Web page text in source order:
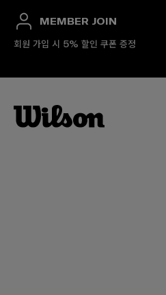
MEMBER JOIN
회원 가입 시 5% 할인 쿠폰 증정